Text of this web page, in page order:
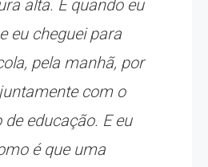
alta. E quando eu
eu cheguei para
pela manhã, por
com o
educação. E eu
é que uma